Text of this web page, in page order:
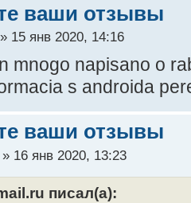
ваши отзывы
» 15 янв 2020, 14:16
mnogo napisano o
s androida
ваши отзывы
» 16 янв 2020, 13:23
писал(а):